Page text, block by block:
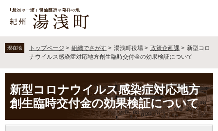
の
先
ー
を現在地 トップページ > 組織でさがす > 湯浅町役場 > 政策企画課 > 新型コロ
ナウイルス感染症対応地方創生臨時交付金の効果検証について
文新型コロナウイルス感染症対応地方
創生臨時交付金の効果検証について